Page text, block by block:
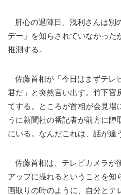
肝心の退陣日、浅利さんは別
デー」を知らされていなかった
推測する。
佐藤首相が「今日はまずテレ
君だ」と突然言い出す。竹下官
てする。ところが首相が会見場
うに新聞社の番記者が前方に
にいる。なんだこれは、話が違
佐藤首相は、テレビカメラが
アップに撮れるということを知
画取りの時のように、自分とテ